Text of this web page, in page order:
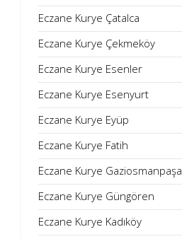
Eczane Kurye Çatalca
Eczane Kurye Çekmeköy
Eczane Kurye Esenler
Eczane Kurye Esenyurt
Eczane Kurye Eyüp
Eczane Kurye Fatih
Eczane Kurye Gaziosmanpaşa
Eczane Kurye Güngören
Eczane Kurye Kadıköy